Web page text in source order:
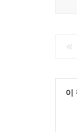
이